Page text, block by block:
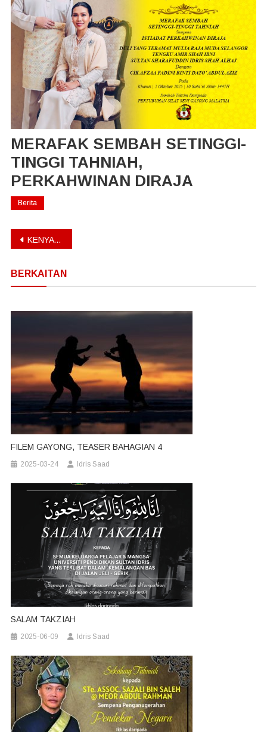
MERAFAK SEMBAH SETINGGI-
TINGGI TAHNIAH,
PERKAHWINAN DIRAJA
Berita
Post
KENYATAAN MEDIA, SOKONGAN PADU PSSGM KEPADA GLOBAL SUMUD FLOTILLA
BERKAITAN
FILEM GAYONG, TEASER BAHAGIAN 4
2025-03-24 Idris Saad
SALAM TAKZIAH
2025-06-09 Idris Saad